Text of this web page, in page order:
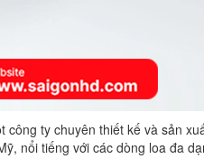
công ty chuyên thiết kế và sản
nổi tiếng với các dòng loa đa